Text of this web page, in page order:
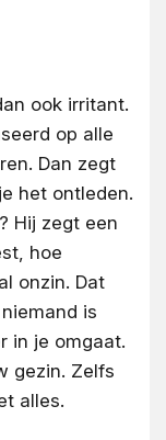
ook irritant.
op alle
Dan zegt
het ontleden.
Hij zegt een
hoe
onzin. Dat
is
in je omgaat.
gezin. Zelfs
alles.